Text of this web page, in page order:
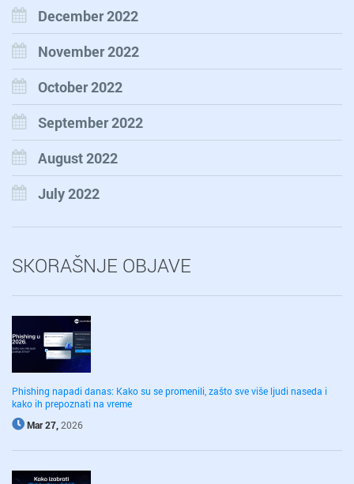
December 2022
November 2022
October 2022
September 2022
August 2022
July 2022
SKORAŠNJE OBJAVE
Phishing napadi danas: Kako su se promenili, zašto sve više ljudi naseda i
kako ih prepoznati na vreme
Mar 27, 2026